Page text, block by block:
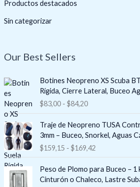
Productos destacados
Sin categorizar
Our Best Sellers
Botines Neopreno XS Scuba
Rígida, Cierre Lateral, Buceo
$83,00 - $84,20
a
n
g
d
e
p
r
e
c
Traje de Neopreno TUSA
3mm – Buceo, Snorkel, Aguas
$159,15 - $169,42
a
n
g
d
e
Peso de Plomo para Buceo – 1
Cinturón o Chaleco, Lastre